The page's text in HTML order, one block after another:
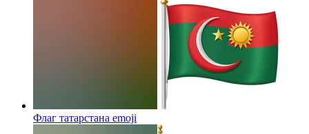
Флаг татарстана emoji